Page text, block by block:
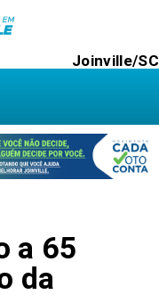
Joinville/SC
a 65
da